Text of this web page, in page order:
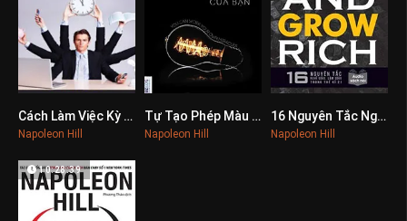
0Cách Làm Việc Kỳ Diệu Cho Riêng Bạn
Napoleon Hill
0Tự Tạo Phép Màu Cho Thành Công Của Bạn
Napoleon Hill
016 Nguyên Tắc Nghĩ Giàu, Làm Giàu Trong Thế Kỉ 21
Napoleon Hill
10:28:39